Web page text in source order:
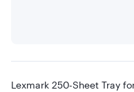
Lexmark 250-Sheet Tray